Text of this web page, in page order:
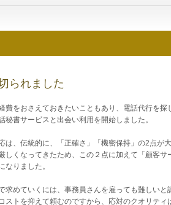
られました
費をおさえておきたいこともあり、電話代行を探
秘書サービスと出会い利用を開始しました。
は、伝統的に、「正確さ」「機密保持」の2点が大
しくなってきたため、この２点に加えて「顧客サ
なりました。
求めていくには、事務員さんを雇っても難しいと
ストを抑えて頼むのですから、応対のクオリティ